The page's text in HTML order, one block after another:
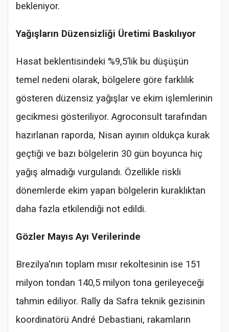
bekleniyor.
Yağışların Düzensizliği Üretimi Baskılıyor
Hasat beklentisindeki %9,5’lik bu düşüşün
temel nedeni olarak, bölgelere göre farklılık
gösteren düzensiz yağışlar ve ekim işlemlerinin
gecikmesi gösteriliyor. Agroconsult tarafından
hazırlanan raporda, Nisan ayının oldukça kurak
geçtiği ve bazı bölgelerin 30 gün boyunca hiç
yağış almadığı vurgulandı. Özellikle riskli
dönemlerde ekim yapan bölgelerin kuraklıktan
daha fazla etkilendiği not edildi.
Gözler Mayıs Ayı Verilerinde
Brezilya'nın toplam mısır rekoltesinin ise 151
milyon tondan 140,5 milyon tona gerileyeceği
tahmin ediliyor. Rally da Safra teknik gezisinin
koordinatörü André Debastiani, rakamların